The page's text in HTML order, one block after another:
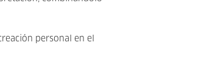
personal en el